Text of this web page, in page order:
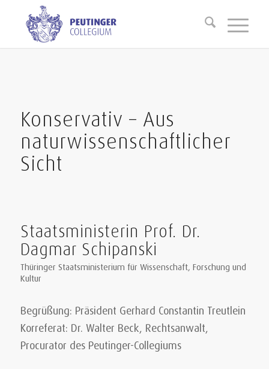
Konservativ – Aus
naturwissenschaftlicher
Sicht
Staatsministerin Prof. Dr.
Dagmar Schipanski
Thüringer Staatsministerium für Wissenschaft, Forschung und
Kultur
Begrüßung: Präsident Gerhard Constantin Treutlein
Korreferat: Dr. Walter Beck, Rechtsanwalt,
Procurator des Peutinger-Collegiums